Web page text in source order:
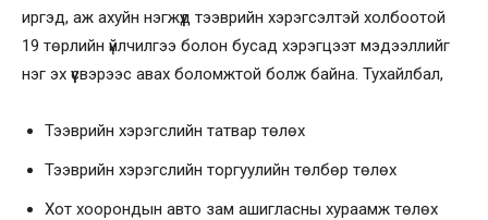
иргэд, аж ахуйн нэгжүүд тээврийн хэрэгсэлтэй холбоотой
19 төрлийн үйлчилгээ болон бусад хэрэгцээт мэдээллийг
нэг эх үүсвэрээс авах боломжтой болж байна. Тухайлбал,
Тээврийн хэрэгслийн татвар төлөх
Тээврийн хэрэгслийн торгуулийн төлбөр төлөх
Хот хоорондын авто зам ашигласны хураамж төлөх